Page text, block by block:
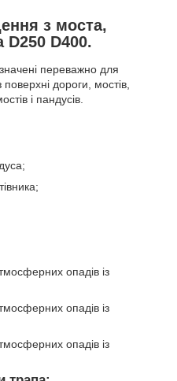
з моста,
D250 D400.
переважно для
дороги, мостів,
і пандусів.
опадів із
опадів із
опадів із